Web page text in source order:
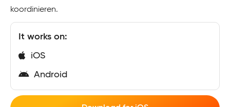
koordinieren.
It works on:
iOS
Android